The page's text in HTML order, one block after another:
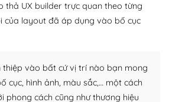
phần cài đặt thêm vào
các tính năng cần thiết. Có
miễn phí.
rất phong phú. Bạn có thể thỏa
và themes phù hợp cho mục đích
thả UX builder trực quan theo từng
của layout đã áp dụng vào bố cục
thiệp vào bất cứ vị trí nào bạn mong
cục, hình ảnh, màu sắc,… một cách
phong cách cũng như thương hiệu